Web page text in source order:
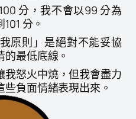
分，我不會以99 分為
分。
原則」是絕對不能妥協
最低底線。
我怒火中燒，但我會盡力
負面情緒表現出來。